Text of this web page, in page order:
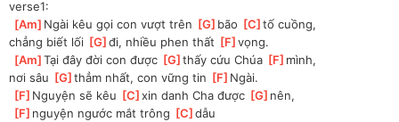
verse1:
[Am ]Ngài kêu gọi con vượt trên [G ]bão [C ]tố cuồng,
chẳng biết lối [G ]
đi, nhiều phen thất [F ]
vọng.
[Am ]
Tại đây đời con được [G ]thấy cứu Chúa [F ]mình,
nơi sâu [G ]thẳm nhất, con vững tin [F ]Ngài.
[F ]Nguyện sẽ kêu [C ]
xin danh Cha được [G ]nên,
[F ]nguyện ngước mắt trông [C ]
dẫu